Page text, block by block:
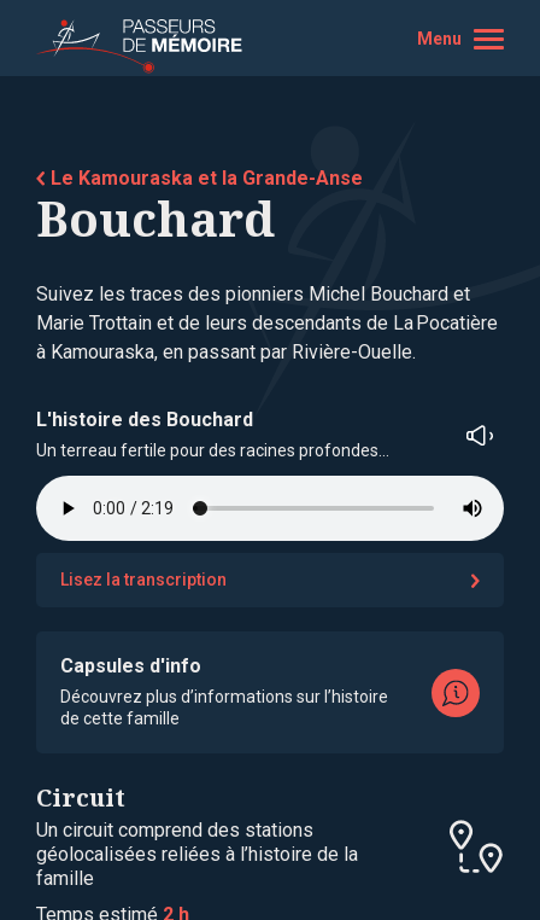
Menu
Le Kamouraska et la Grande-Anse
Bouchard
Suivez les traces des pionniers Michel Bouchard et
Marie Trottain et de leurs descendants de La Pocatière
à Kamouraska, en passant par Rivière-Ouelle.
L'histoire des Bouchard
Un terreau fertile pour des racines profondes…
Lisez la transcription
Capsules d'info
Découvrez plus d’informations sur l’histoire
de cette famille
Circuit
Un circuit comprend des stations
géolocalisées reliées à l’histoire de la
famille
Temps estimé 2 h